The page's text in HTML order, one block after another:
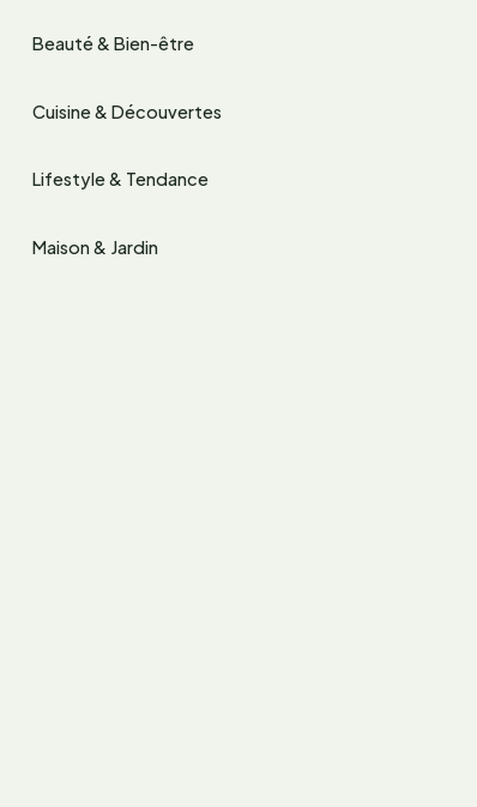
Beauté & Bien-être
Cuisine & Découvertes
Lifestyle & Tendance
Maison & Jardin